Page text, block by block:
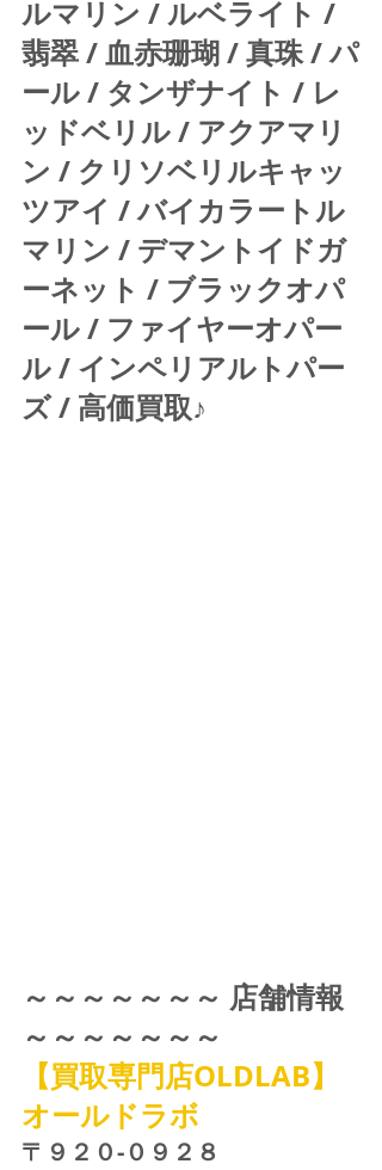
ルマリン / ルベライト /
翡翠 / 血赤珊瑚 / 真珠 / パ
ール / タンザナイト / レ
ッドベリル / アクアマリ
ン / クリソベリルキャッ
ツアイ / バイカラートル
マリン / デマントイドガ
ーネット / ブラックオパ
ール / ファイヤーオパー
ル / インペリアルトパー
ズ / 高価買取♪
～～～～～～～ 店舗情報
～～～～～～～
【買取専門店OLDLAB】
オールドラボ
〒９２０-０９２８